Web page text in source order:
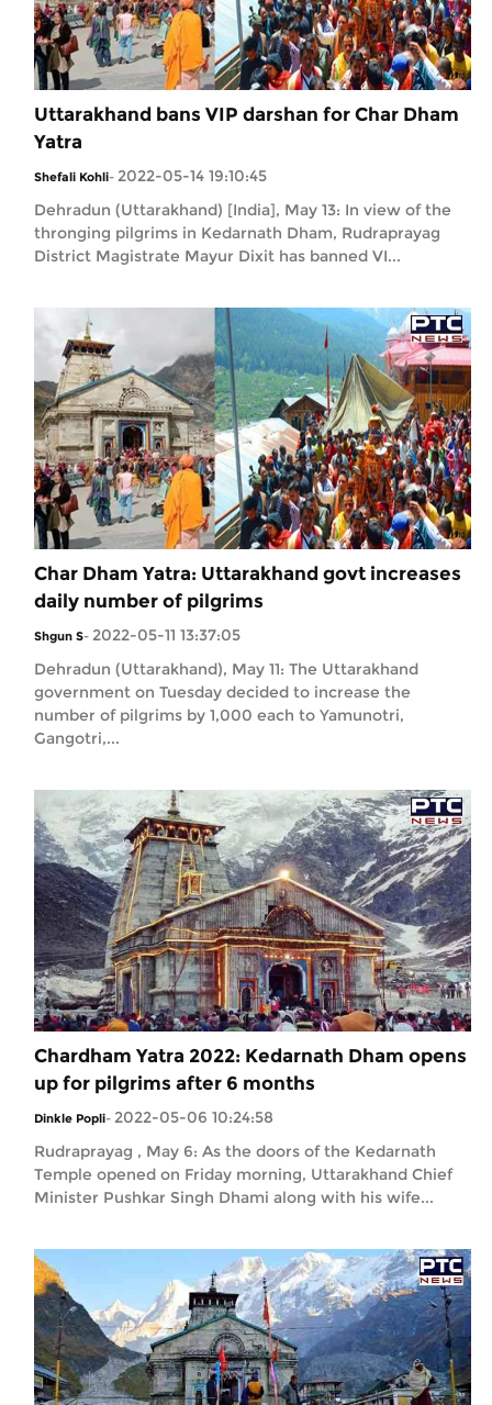
Uttarakhand bans VIP darshan for Char Dham
Yatra
Shefali Kohli- 2022-05-14 19:10:45
Dehradun (Uttarakhand) [India], May 13: In view of the
thronging pilgrims in Kedarnath Dham, Rudraprayag
District Magistrate Mayur Dixit has banned VI...
Char Dham Yatra: Uttarakhand govt increases
daily number of pilgrims
Shgun S- 2022-05-11 13:37:05
Dehradun (Uttarakhand), May 11: The Uttarakhand
government on Tuesday decided to increase the
number of pilgrims by 1,000 each to Yamunotri,
Gangotri,...
Chardham Yatra 2022: Kedarnath Dham opens
up for pilgrims after 6 months
Dinkle Popli- 2022-05-06 10:24:58
Rudraprayag , May 6: As the doors of the Kedarnath
Temple opened on Friday morning, Uttarakhand Chief
Minister Pushkar Singh Dhami along with his wife...